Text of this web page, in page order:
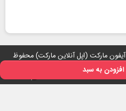
افزودن به سبد
مارکت (اپل آنلاین مارکت) محفوظ